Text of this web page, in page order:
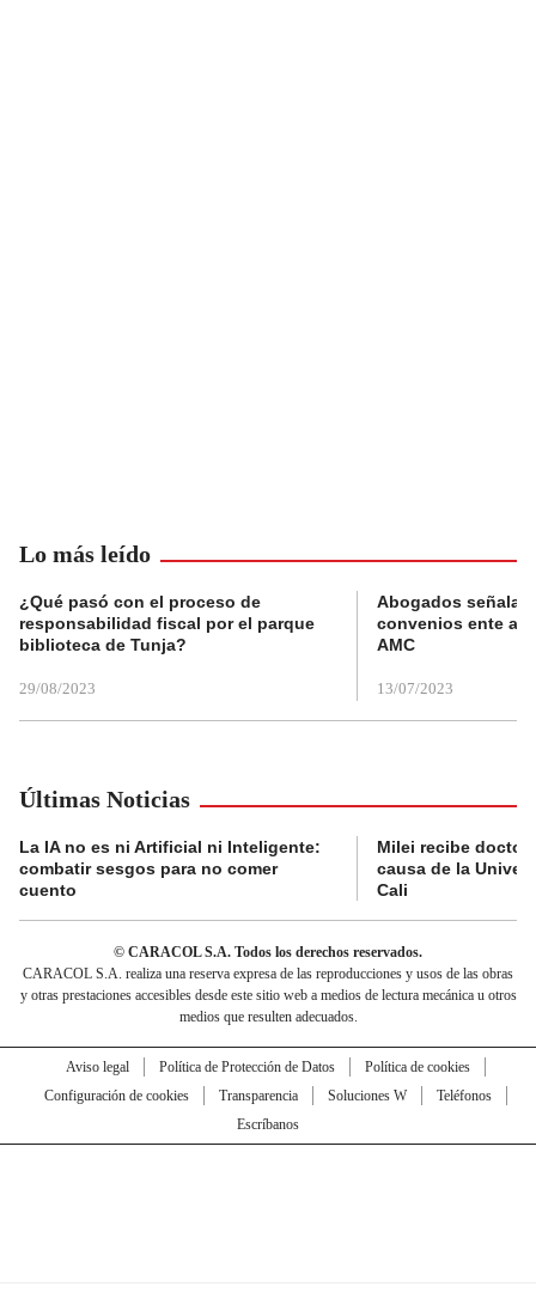
Lo más leído
¿Qué pasó con el proceso de
responsabilidad fiscal por el parque
biblioteca de Tunja?
29/08/2023
Abogados
convenios ente
AMC
13/07/2023
Últimas Noticias
La IA no es ni Artificial ni Inteligente:
combatir sesgos para no comer
cuento
Milei recibe
causa de la
Cali
© CARACOL S.A. Todos los derechos reservados.
CARACOL S.A. realiza una reserva expresa de las reproducciones y usos de las obras
y otras prestaciones accesibles desde este sitio web a medios de lectura mecánica u otros
medios que resulten adecuados.
Aviso legal Política de Protección de Datos
Política de cookies
Configuración de cookies
Transparencia Soluciones W
Teléfonos
Escríbanos